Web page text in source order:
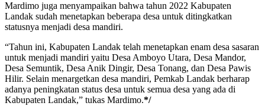
Mardimo juga menyampaikan bahwa tahun 2022 Kabupaten
Landak sudah menetapkan beberapa desa untuk ditingkatkan
statusnya menjadi desa mandiri.
“Tahun ini, Kabupaten Landak telah menetapkan enam desa sasaran
untuk menjadi mandiri yaitu Desa Amboyo Utara, Desa Mandor,
Desa Semuntik, Desa Anik Dingir, Desa Tonang, dan Desa Pawis
Hilir. Selain menargetkan desa mandiri, Pemkab Landak berharap
adanya peningkatan status desa untuk semua desa yang ada di
Kabupaten Landak,” tukas Mardimo.*/